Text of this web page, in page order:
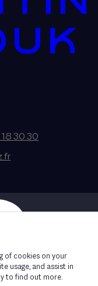
30 30
of cookies on your
usage, and assist in
to find out more.